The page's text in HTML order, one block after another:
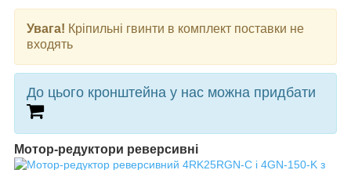
Увага! Кріпильні гвинти в комплект поставки не
входять
До цього кронштейна у нас можна придбати
Мотор-редуктори реверсивні